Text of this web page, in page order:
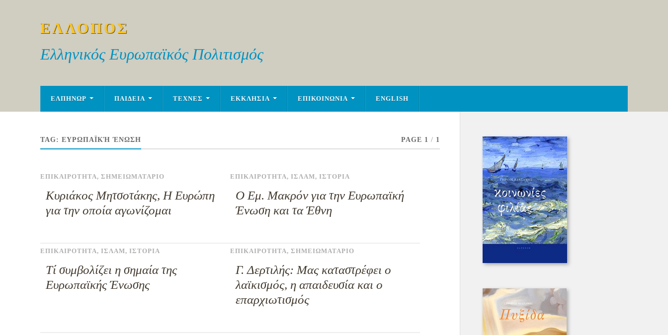
ΕΛΛΟΠΟΣ
Ελληνικός Ευρωπαϊκός Πολιτισμός
ΕΛΠΗΝΩΡ ΠΑΙΔΕΙΑ ΤΕΧΝΕΣ ΕΚΚΛΗΣΙΑ ΕΠΙΚΟΙΝΩΝΙΑ ENGLISH
TAG: ΕΥΡΩΠΑΪΚΉ ΈΝΩΣΗ PAGE 1 / 1
ΕΠΙΚΑΙΡΟΤΗΤΑ, ΣΗΜΕΙΩΜΑΤΑΡΙΟ
Κυριάκος Μητσοτάκης, Η Ευρώπη
για την οποία αγωνίζομαι
ΕΠΙΚΑΙΡΟΤΗΤΑ, ΙΣΛΑΜ, ΙΣΤΟΡΙΑ
Ο Εμ. Μακρόν για την Ευρωπαϊκή
Ένωση και τα Έθνη
ΕΠΙΚΑΙΡΟΤΗΤΑ, ΙΣΛΑΜ, ΙΣΤΟΡΙΑ
Τί συμβολίζει η σημαία της
Ευρωπαϊκής Ένωσης
ΕΠΙΚΑΙΡΟΤΗΤΑ, ΣΗΜΕΙΩΜΑΤΑΡΙΟ
Γ. Δερτιλής: Μας καταστρέφει ο
λαϊκισμός, η απαιδευσία και ο
επαρχιωτισμός